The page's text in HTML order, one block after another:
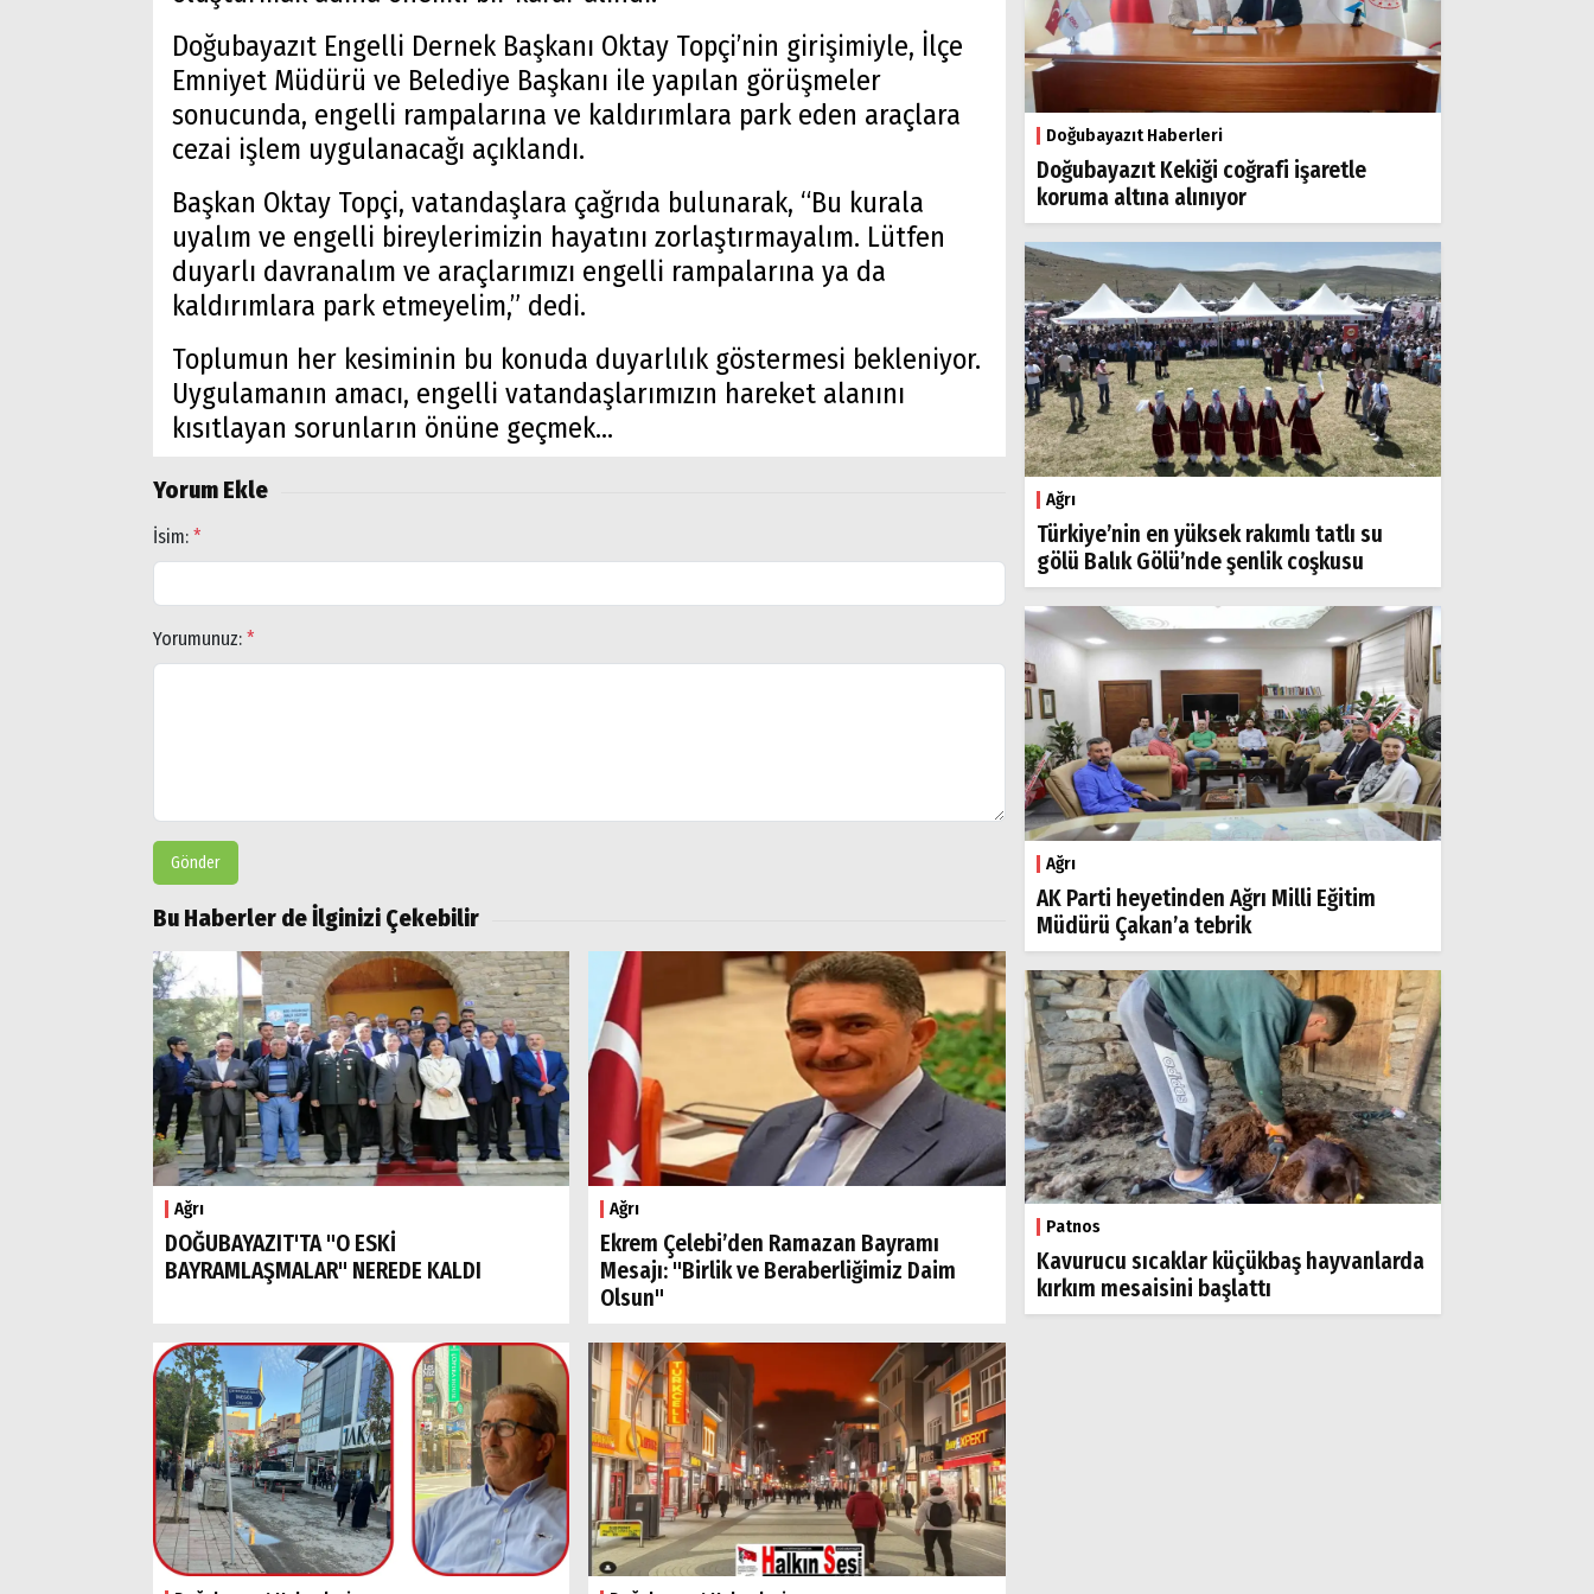
Doğubayazıt Engelli Dernek Başkanı Oktay Topçi’nin girişimiyle, İlçe
Emniyet Müdürü ve Belediye Başkanı ile yapılan görüşmeler
sonucunda, engelli rampalarına ve kaldırımlara park eden araçlara
cezai işlem uygulanacağı açıklandı.
Başkan Oktay Topçi, vatandaşlara çağrıda bulunarak, “Bu kurala
uyalım ve engelli bireylerimizin hayatını zorlaştırmayalım. Lütfen
duyarlı davranalım ve araçlarımızı engelli rampalarına ya da
kaldırımlara park etmeyelim,” dedi.
Toplumun her kesiminin bu konuda duyarlılık göstermesi bekleniyor.
Uygulamanın amacı, engelli vatandaşlarımızın hareket alanını
kısıtlayan sorunların önüne geçmek...
Yorum Ekle
İsim: *
Yorumunuz: *
Gönder
Bu Haberler de İlginizi Çekebilir
Ağrı
DOĞUBAYAZIT'TA "O ESKİ
BAYRAMLAŞMALAR" NEREDE KALDI
Ağrı
Ekrem Çelebi’den Ramazan Bayramı
Mesajı: "Birlik ve Beraberliğimiz Daim
Olsun"
Doğubayazıt Haberleri
Doğubayazıt Kekiği coğrafi işaretle
koruma altına alınıyor
Ağrı
Türkiye’nin en yüksek rakımlı tatlı su
gölü Balık Gölü’nde şenlik coşkusu
Ağrı
AK Parti heyetinden Ağrı Milli Eğitim
Müdürü Çakan’a tebrik
Patnos
Kavurucu sıcaklar küçükbaş hayvanlarda
kırkım mesaisini başlattı